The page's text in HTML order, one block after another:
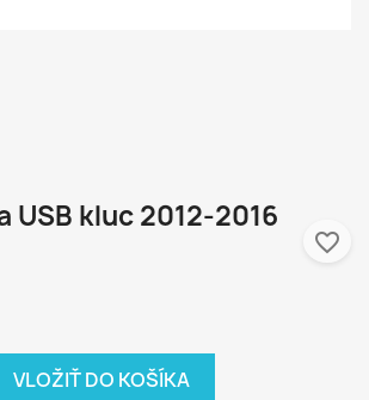
USB kluc 2012-2016
VLOŽIŤ DO KOŠÍKA
favorite_border